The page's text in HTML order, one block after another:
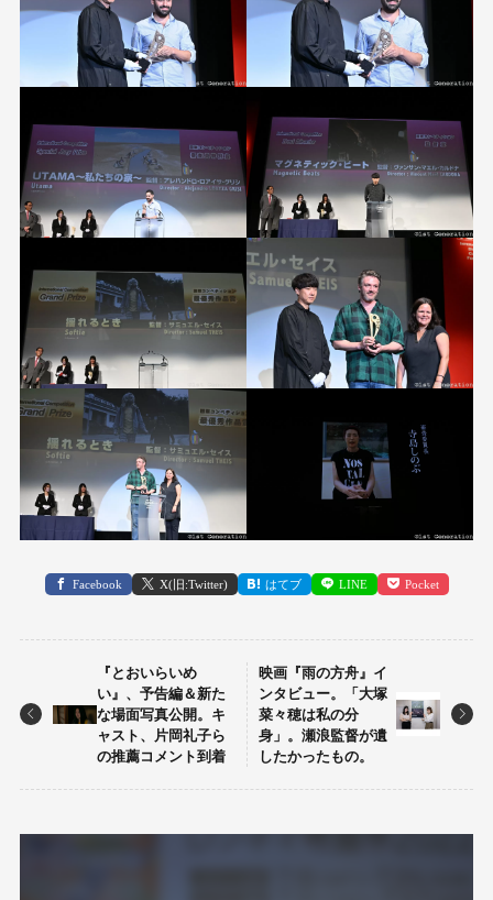
Facebook X(旧:Twitter) はてブ LINE Pocket
『とおいらいめ
い』、予告編＆新た
な場面写真公開。キ
ャスト、片岡礼子ら
の推薦コメント到着
映画『雨の方舟』イ
ンタビュー。「大塚
菜々穂は私の分
身」。瀬浪監督が遺
したかったもの。